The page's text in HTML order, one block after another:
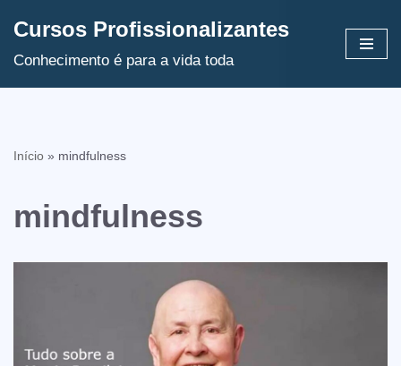
Avançar
Cursos Profissionalizantes
Conhecimento é para a vida toda
Início » mindfulness
mindfulness